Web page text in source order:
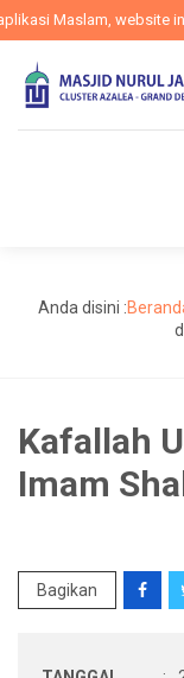
Maslam, website
Anda disini :
Kafallah
Imam
Bagikan